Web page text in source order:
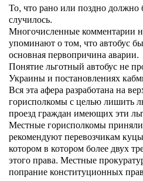
То, что рано или поздно должно
случилось.
Многочисленные комментарии
упоминают о том, что автобус
основная первопричина аварии.
Понятие льготный автобус не
Украины и постановлениях
Вся эта афера разработана на
горисполкомы с целью лишить
проезд граждан имеющих эти
Местные горисполкомы
рекомендуют перевозчикам
котором в котором более двух
этого права. Местные
попрание конституционных